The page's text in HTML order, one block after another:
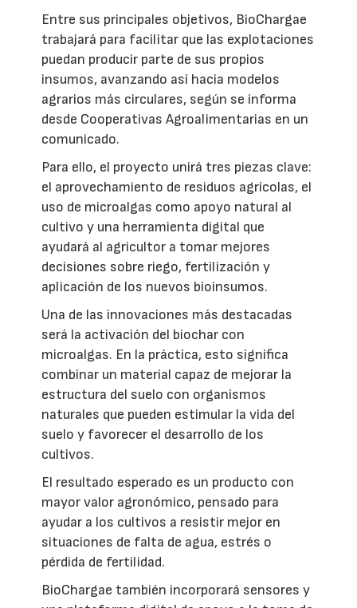
Entre sus principales objetivos, BioChargae
trabajará para facilitar que las explotaciones
puedan producir parte de sus propios
insumos, avanzando así hacia modelos
agrarios más circulares, según se informa
desde Cooperativas Agroalimentarias en un
comunicado.
Para ello, el proyecto unirá tres piezas clave:
el aprovechamiento de residuos agrícolas, el
uso de microalgas como apoyo natural al
cultivo y una herramienta digital que
ayudará al agricultor a tomar mejores
decisiones sobre riego, fertilización y
aplicación de los nuevos bioinsumos.
Una de las innovaciones más destacadas
será la activación del biochar con
microalgas. En la práctica, esto significa
combinar un material capaz de mejorar la
estructura del suelo con organismos
naturales que pueden estimular la vida del
suelo y favorecer el desarrollo de los
cultivos.
El resultado esperado es un producto con
mayor valor agronómico, pensado para
ayudar a los cultivos a resistir mejor en
situaciones de falta de agua, estrés o
pérdida de fertilidad.
BioChargae también incorporará sensores y